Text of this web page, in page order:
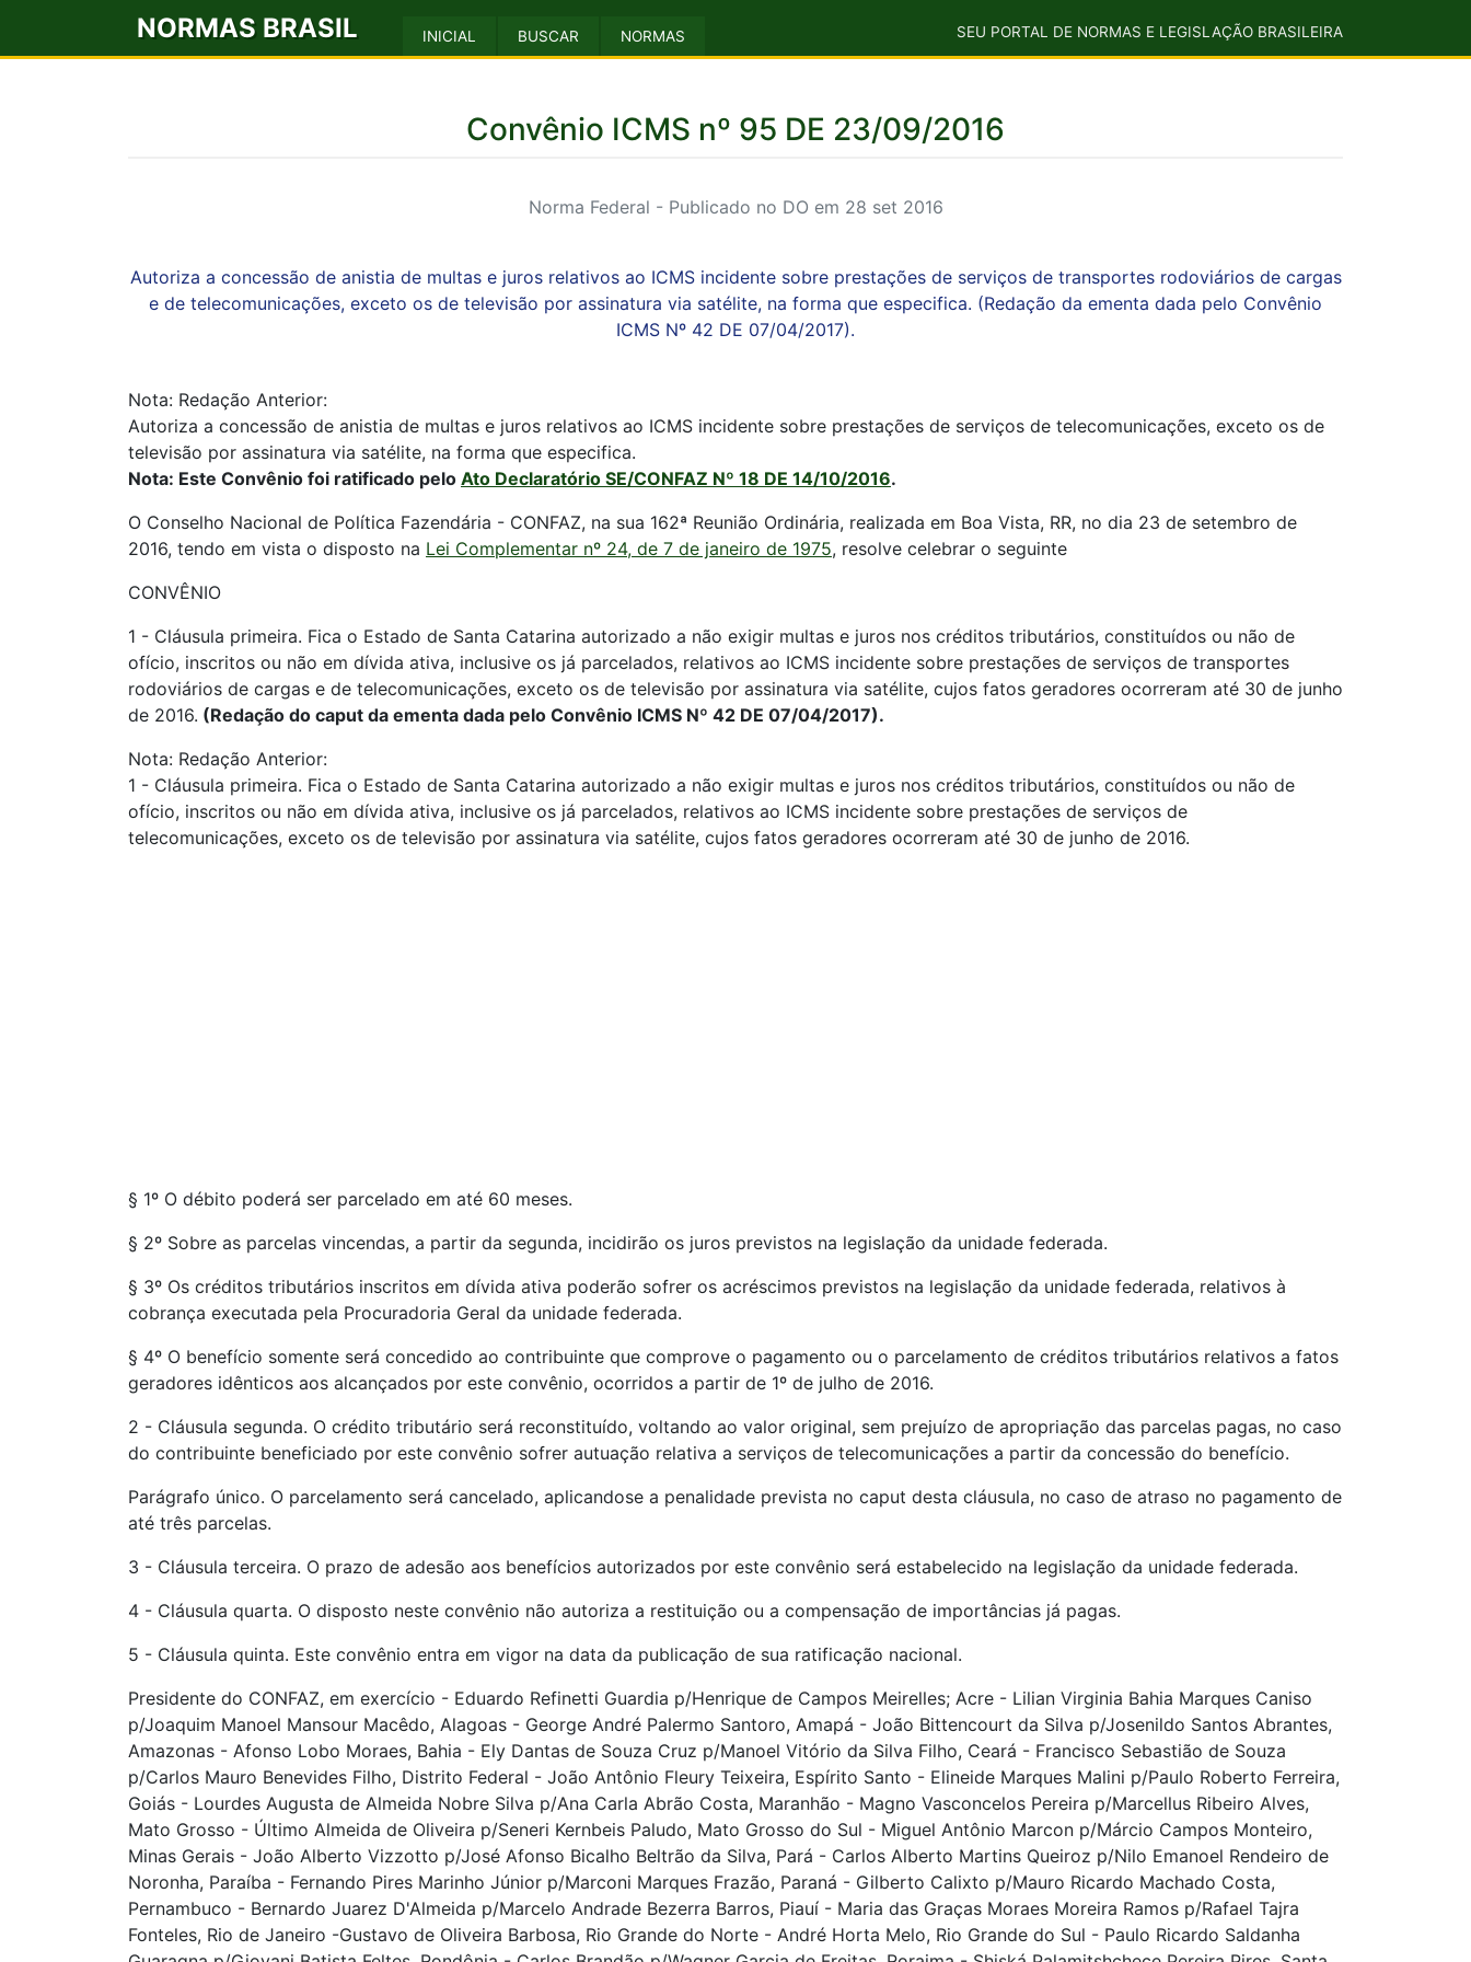
NORMAS BRASIL INICIAL BUSCAR NORMAS SEU PORTAL DE NORMAS E LEGISLAÇÃO BRASILEIRA
Convênio ICMS nº 95 DE 23/09/2016
Norma Federal - Publicado no DO em 28 set 2016
Autoriza a concessão de anistia de multas e juros relativos ao ICMS incidente sobre prestações de serviços de transportes rodoviários de cargas
e de telecomunicações, exceto os de televisão por assinatura via satélite, na forma que especifica. (Redação da ementa dada pelo Convênio
ICMS Nº 42 DE 07/04/2017).
Nota: Redação Anterior:
Autoriza a concessão de anistia de multas e juros relativos ao ICMS incidente sobre prestações de serviços de telecomunicações, exceto os de
televisão por assinatura via satélite, na forma que especifica.
Nota: Este Convênio foi ratificado pelo Ato Declaratório SE/CONFAZ Nº 18 DE 14/10/2016.
O Conselho Nacional de Política Fazendária - CONFAZ, na sua 162ª Reunião Ordinária, realizada em Boa Vista, RR, no dia 23 de setembro de
2016, tendo em vista o disposto na Lei Complementar nº 24, de 7 de janeiro de 1975, resolve celebrar o seguinte
CONVÊNIO
1 - Cláusula primeira. Fica o Estado de Santa Catarina autorizado a não exigir multas e juros nos créditos tributários, constituídos ou não de
ofício, inscritos ou não em dívida ativa, inclusive os já parcelados, relativos ao ICMS incidente sobre prestações de serviços de transportes
rodoviários de cargas e de telecomunicações, exceto os de televisão por assinatura via satélite, cujos fatos geradores ocorreram até 30 de junho
de 2016. (Redação do caput da ementa dada pelo Convênio ICMS Nº 42 DE 07/04/2017).
Nota: Redação Anterior:
1 - Cláusula primeira. Fica o Estado de Santa Catarina autorizado a não exigir multas e juros nos créditos tributários, constituídos ou não de
ofício, inscritos ou não em dívida ativa, inclusive os já parcelados, relativos ao ICMS incidente sobre prestações de serviços de
telecomunicações, exceto os de televisão por assinatura via satélite, cujos fatos geradores ocorreram até 30 de junho de 2016.
§ 1º O débito poderá ser parcelado em até 60 meses.
§ 2º Sobre as parcelas vincendas, a partir da segunda, incidirão os juros previstos na legislação da unidade federada.
§ 3º Os créditos tributários inscritos em dívida ativa poderão sofrer os acréscimos previstos na legislação da unidade federada, relativos à
cobrança executada pela Procuradoria Geral da unidade federada.
§ 4º O benefício somente será concedido ao contribuinte que comprove o pagamento ou o parcelamento de créditos tributários relativos a fatos
geradores idênticos aos alcançados por este convênio, ocorridos a partir de 1º de julho de 2016.
2 - Cláusula segunda. O crédito tributário será reconstituído, voltando ao valor original, sem prejuízo de apropriação das parcelas pagas, no caso
do contribuinte beneficiado por este convênio sofrer autuação relativa a serviços de telecomunicações a partir da concessão do benefício.
Parágrafo único. O parcelamento será cancelado, aplicandose a penalidade prevista no caput desta cláusula, no caso de atraso no pagamento de
até três parcelas.
3 - Cláusula terceira. O prazo de adesão aos benefícios autorizados por este convênio será estabelecido na legislação da unidade federada.
4 - Cláusula quarta. O disposto neste convênio não autoriza a restituição ou a compensação de importâncias já pagas.
5 - Cláusula quinta. Este convênio entra em vigor na data da publicação de sua ratificação nacional.
Presidente do CONFAZ, em exercício - Eduardo Refinetti Guardia p/Henrique de Campos Meirelles; Acre - Lilian Virginia Bahia Marques Caniso
p/Joaquim Manoel Mansour Macêdo, Alagoas - George André Palermo Santoro, Amapá - João Bittencourt da Silva p/Josenildo Santos Abrantes,
Amazonas - Afonso Lobo Moraes, Bahia - Ely Dantas de Souza Cruz p/Manoel Vitório da Silva Filho, Ceará - Francisco Sebastião de Souza
p/Carlos Mauro Benevides Filho, Distrito Federal - João Antônio Fleury Teixeira, Espírito Santo - Elineide Marques Malini p/Paulo Roberto Ferreira,
Goiás - Lourdes Augusta de Almeida Nobre Silva p/Ana Carla Abrão Costa, Maranhão - Magno Vasconcelos Pereira p/Marcellus Ribeiro Alves,
Mato Grosso - Último Almeida de Oliveira p/Seneri Kernbeis Paludo, Mato Grosso do Sul - Miguel Antônio Marcon p/Márcio Campos Monteiro,
Minas Gerais - João Alberto Vizzotto p/José Afonso Bicalho Beltrão da Silva, Pará - Carlos Alberto Martins Queiroz p/Nilo Emanoel Rendeiro de
Noronha, Paraíba - Fernando Pires Marinho Júnior p/Marconi Marques Frazão, Paraná - Gilberto Calixto p/Mauro Ricardo Machado Costa,
Pernambuco - Bernardo Juarez D'Almeida p/Marcelo Andrade Bezerra Barros, Piauí - Maria das Graças Moraes Moreira Ramos p/Rafael Tajra
Fonteles, Rio de Janeiro -Gustavo de Oliveira Barbosa, Rio Grande do Norte - André Horta Melo, Rio Grande do Sul - Paulo Ricardo Saldanha